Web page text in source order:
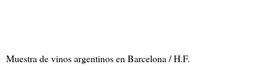
Muestra de vinos argentinos en Barcelona / H.F.